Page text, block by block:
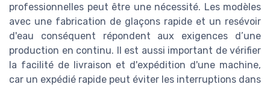
professionnelles peut être une nécessité. Les modèles
avec une fabrication de glaçons rapide et un resévoir
d'eau conséquent répondent aux exigences d’une
production en continu. Il est aussi important de vérifier
la facilité de livraison et d'expédition d'une machine,
car un expédié rapide peut éviter les interruptions dans